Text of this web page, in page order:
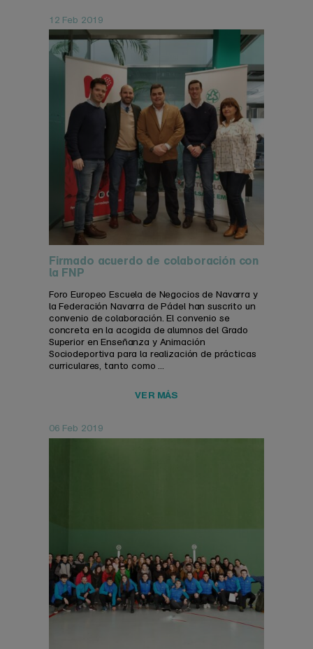
12 Feb 2019
Firmado acuerdo de colaboración con
la FNP
Foro Europeo Escuela de Negocios de Navarra y
la Federación Navarra de Pádel han suscrito un
convenio de colaboración. El convenio se
concreta en la acogida de alumnos del Grado
Superior en Enseñanza y Animación
Sociodeportiva para la realización de prácticas
curriculares, tanto como ...
VER MÁS
06 Feb 2019